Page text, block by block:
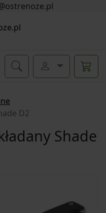
D2
Shade